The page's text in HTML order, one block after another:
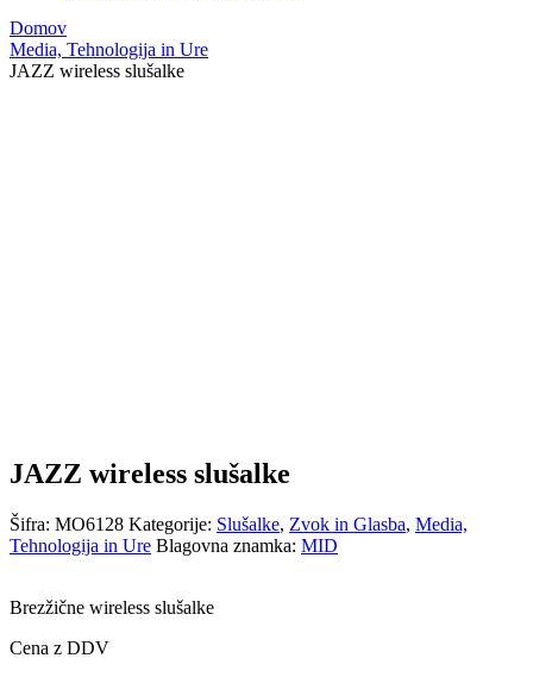
Domov
Media, Tehnologija in Ure
JAZZ wireless slušalke
JAZZ wireless slušalke
Šifra: MO6128 Kategorije: Slušalke, Zvok in Glasba, Media,
Tehnologija in Ure Blagovna znamka: MID
Brezžične wireless slušalke
Cena z DDV